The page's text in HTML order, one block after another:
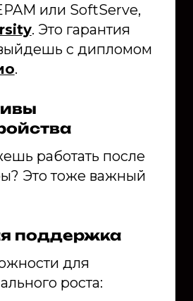
или SoftServe,
. Это гарантия
выйдешь с дипломом
.
работать после
Это тоже важный
поддержка
для
роста: